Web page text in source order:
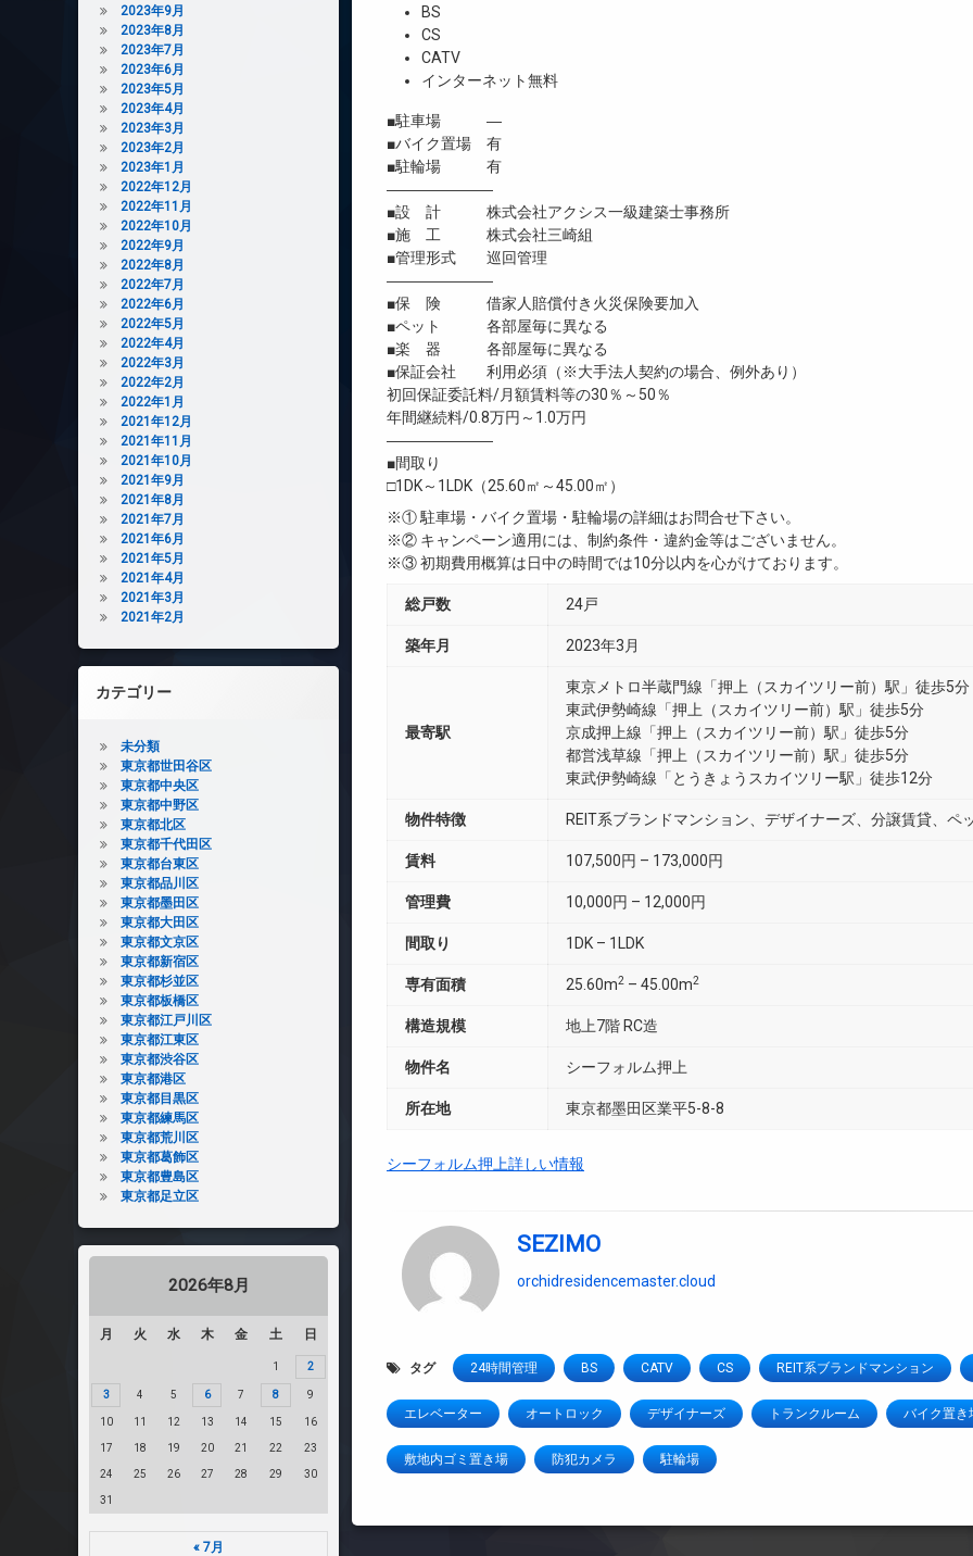
BS
CS
CATV
インターネット無料
■駐車場 ―
■バイク置場 有
■駐輪場 有
―――――――
■設 計 株式会社アクシス一級建築士事務所
■施 工 株式会社三崎組
■管理形式 巡回管理
―――――――
■保 険 借家人賠償付き火災保険要加入
■ペット 各部屋毎に異なる
■楽 器 各部屋毎に異なる
■保証会社 利用必須（※大手法人契約の場合、例外あり）
初回保証委託料/月額賃料等の30％～50％
年間継続料/0.8万円～1.0万円
―――――――
■間取り
□1DK～1LDK（25.60㎡～45.00㎡）
※① 駐車場・バイク置場・駐輪場の詳細はお問合せ下さい。
※② キャンペーン適用には、制約条件・違約金等はございません。
※③ 初期費用概算は日中の時間では10分以内を心がけております。
総戸数 24戸
築年月 2023年3月
最寄駅
東京メトロ半蔵門線「押上（スカイツリー前）駅」徒歩5分
東武伊勢崎線「押上（スカイツリー前）駅」徒歩5分
京成押上線「押上（スカイツリー前）駅」徒歩5分
都営浅草線「押上（スカイツリー前）駅」徒歩5分
東武伊勢崎線「とうきょうスカイツリー駅」徒歩12分
物件特徴 REIT系ブランドマンション、デザイナーズ、分譲賃貸、ペ
賃料 107,500円 – 173,000円
管理費 10,000円 – 12,000円
間取り 1DK – 1LDK
専有面積 25.60m2 – 45.00m2
構造規模 地上7階 RC造
物件名 シーフォルム押上
所在地 東京都墨田区業平5-8-8
シーフォルム押上詳しい情報
SEZIMO
orchidresidencemaster.cloud
タグ 24時間管理 BS CATV CS REIT系ブランドマンション
エレベーター オートロック デザイナーズ トランクルーム バイク置き
敷地内ゴミ置き場 防犯カメラ 駐輪場
2023年9月
2023年8月
2023年7月
2023年6月
2023年5月
2023年4月
2023年3月
2023年2月
2023年1月
2022年12月
2022年11月
2022年10月
2022年9月
2022年8月
2022年7月
2022年6月
2022年5月
2022年4月
2022年3月
2022年2月
2022年1月
2021年12月
2021年11月
2021年10月
2021年9月
2021年8月
2021年7月
2021年6月
2021年5月
2021年4月
2021年3月
2021年2月
カテゴリー
未分類
東京都世田谷区
東京都中央区
東京都中野区
東京都北区
東京都千代田区
東京都台東区
東京都品川区
東京都墨田区
東京都大田区
東京都文京区
東京都新宿区
東京都杉並区
東京都板橋区
東京都江戸川区
東京都江東区
東京都渋谷区
東京都港区
東京都目黒区
東京都練馬区
東京都荒川区
東京都葛飾区
東京都豊島区
東京都足立区
2026年8月
月 火 水 木 金 土 日
1 2
3 4 5 6 7 8 9
10 11 12 13 14 15 16
17 18 19 20 21 22 23
24 25 26 27 28 29 30
31
« 7月